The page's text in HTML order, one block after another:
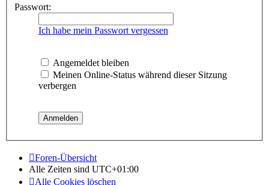
Passwort:
Ich habe mein Passwort vergessen
Angemeldet bleiben
Meinen Online-Status während dieser Sitzung
verbergen
Foren-Übersicht
Alle Zeiten sind UTC+01:00
Alle Cookies löschen